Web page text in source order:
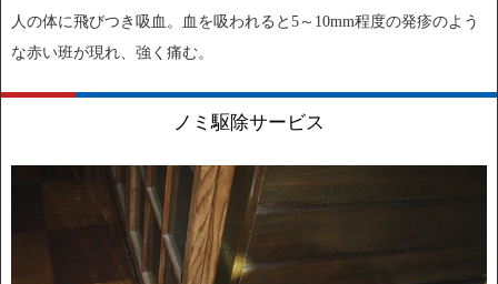
人の体に飛びつき吸血。血を吸われると5～10mm程度の発疹のよう
な赤い班が現れ、強く痛む。
ノミ駆除サービス